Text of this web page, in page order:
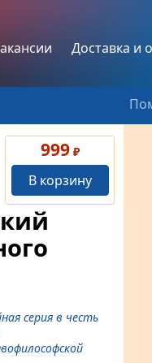
Доставка и
999₽
В корзину
серия в честь